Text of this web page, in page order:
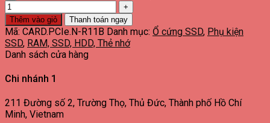
Thêm vào giỏ Thanh toán ngay
Mã: CARD.PCIe.N-R11B Danh mục: Ổ cứng SSD, Phụ kiện
SSD, RAM, SSD, HDD, Thẻ nhớ
Danh sách cửa hàng
Chi nhánh 1
211 Đường số 2, Trường Thọ, Thủ Đức, Thành phố Hồ Chí
Minh, Vietnam